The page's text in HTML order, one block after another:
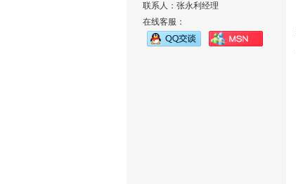
联系人：张永利经理
在线客服：